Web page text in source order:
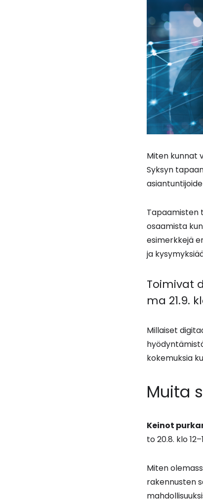
Miten kunnat
Syksyn
Tapaamisten
osaamista
esimerkkejä
ja
Toimivat
ma 21.9.
Millaiset
kokemuksia
Muita
Keinot
to 20.8. klo
Miten
rakennusten